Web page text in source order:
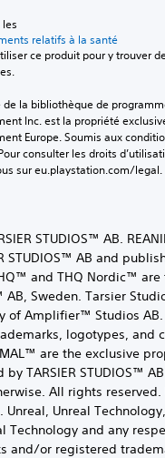
relatifs à la santé
de la bibliothèque de
Inc. est la propriété
Europe. Soumis aux
consulter les droits
sur eu.playstation.com/legal.
STUDIOS™ AB.
STUDIOS™ AB and
and THQ Nordic™ are
AB, Sweden. Tarsier
of Amplifier™ Studios
logotypes, and
are the exclusive
by TARSIER STUDIOS™
All rights reserved.
Unreal, Unreal
Technology and any
and/or registered